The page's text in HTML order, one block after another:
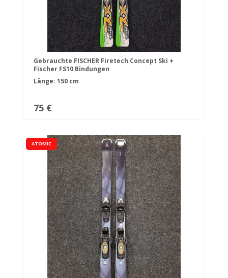
Gebrauchte FISCHER Firetech Concept Ski +
Fischer FS10 Bindungen
Länge: 150 cm
75 €
ATOMIC